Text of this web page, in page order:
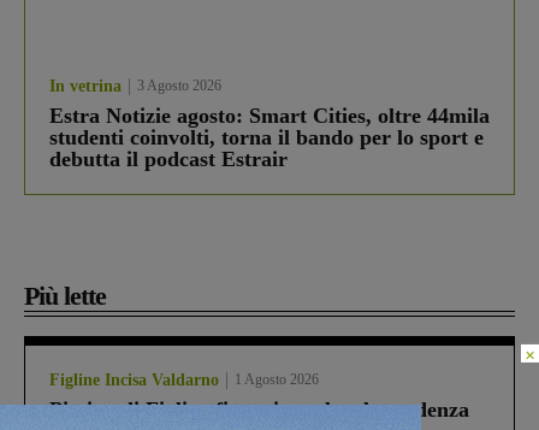
In vetrina 3 Agosto 2026
Estra Notizie agosto: Smart Cities, oltre 44mila
studenti coinvolti, torna il bando per lo sport e
debutta il podcast Estrair
Più lette
Figline Incisa Valdarno 1 Agosto 2026
Piscina di Figline finanziata oltre la scadenza
×